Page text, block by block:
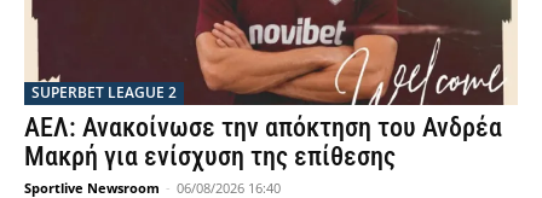
SUPERBET LEAGUE 2
ΑΕΛ: Ανακοίνωσε την απόκτηση του Ανδρέα
Μακρή για ενίσχυση της επίθεσης
Sportlive Newsroom - 06/08/2026 16:40